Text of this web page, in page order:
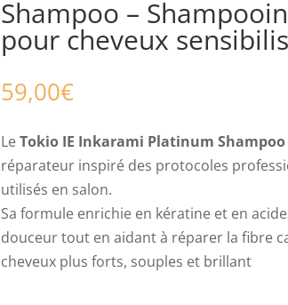
Shampoo –
pour cheveux
59,00€
LeTokio IE Inkarami Platinum Shampoo
réparateur inspiré des protocoles
utilisés en salon.
Sa formule enrichie en kératine et en
douceur tout en aidant à réparer la fibre
cheveux plus forts, souples et brillant